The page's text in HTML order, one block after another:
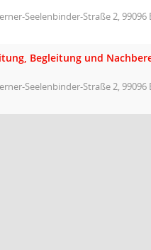
Seelenbinder-Straße 2, 99096
Begleitung und
Seelenbinder-Straße 2, 99096